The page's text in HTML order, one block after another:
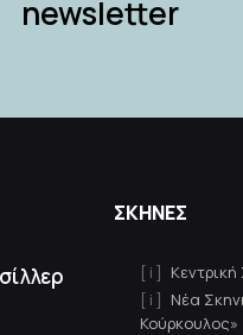
newsletter
ΣΚΗΝΕΣ
Νέα
Κούρκουλος»